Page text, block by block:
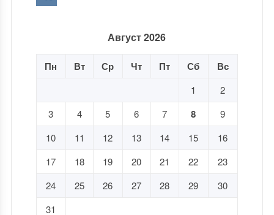
Август 2026
Пн Вт Ср Чт Пт Сб Вс
1
2
3
4 5 6 7 8
9
10
11 12 13 14 15
16
17
18 19 20 21 22
23
24
25 26 27 28 29
30
31